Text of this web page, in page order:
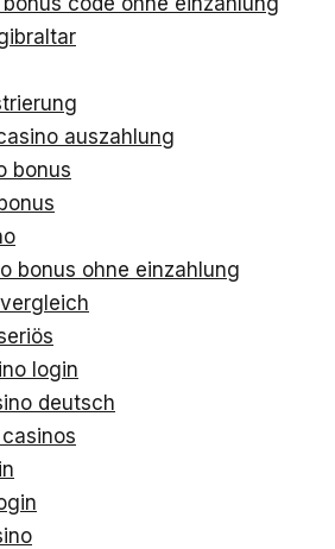
auszahlung
bonus
bonus ohne einzahlung
login
deutsch